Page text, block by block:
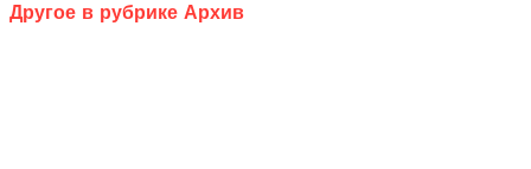
Другое в рубрике Архив